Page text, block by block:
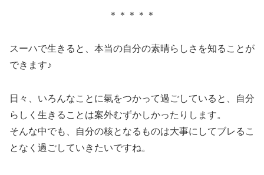
＊＊＊＊＊
スーハで生きると、本当の自分の素晴らしさを知ることが
できます♪
日々、いろんなことに氣をつかって過ごしていると、自分
らしく生きることは案外むずかしかったりします。
そんな中でも、自分の核となるものは大事にしてブレるこ
となく過ごしていきたいですね。